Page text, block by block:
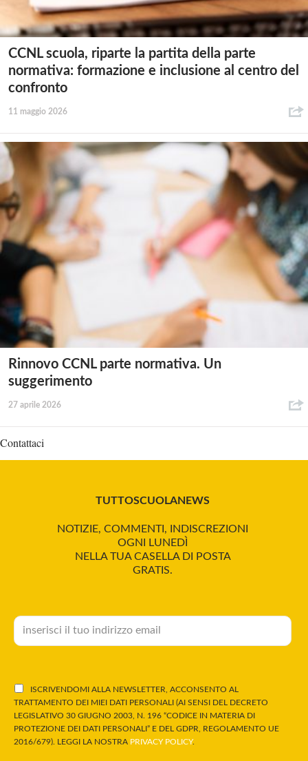
CCNL scuola, riparte la partita della parte
normativa: formazione e inclusione al centro del
confronto
11 maggio 2026
Rinnovo CCNL parte normativa. Un
suggerimento
27 aprile 2026
Contattaci
TUTTOSCUOLANEWS
NOTIZIE, COMMENTI, INDISCREZIONI
OGNI LUNEDÌ
NELLA TUA CASELLA DI POSTA
GRATIS.
ISCRIVENDOMI ALLA NEWSLETTER, ACCONSENTO AL
TRATTAMENTO DEI MIEI DATI PERSONALI (AI SENSI DEL DECRETO
LEGISLATIVO 30 GIUGNO 2003, N. 196 “CODICE IN MATERIA DI
PROTEZIONE DEI DATI PERSONALI” E DEL GDPR, REGOLAMENTO UE
2016/679). LEGGI LA NOSTRA PRIVACY POLICY.